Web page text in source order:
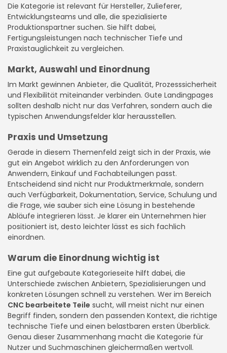
Die Kategorie ist relevant für Hersteller, Zulieferer,
Entwicklungsteams und alle, die spezialisierte
Produktionspartner suchen. Sie hilft dabei,
Fertigungsleistungen nach technischer Tiefe und
Praxistauglichkeit zu vergleichen.
Markt, Auswahl und Einordnung
Im Markt gewinnen Anbieter, die Qualität, Prozesssicherheit
und Flexibilität miteinander verbinden. Gute Landingpages
sollten deshalb nicht nur das Verfahren, sondern auch die
typischen Anwendungsfelder klar herausstellen.
Praxis und Umsetzung
Gerade in diesem Themenfeld zeigt sich in der Praxis, wie
gut ein Angebot wirklich zu den Anforderungen von
Anwendern, Einkauf und Fachabteilungen passt.
Entscheidend sind nicht nur Produktmerkmale, sondern
auch Verfügbarkeit, Dokumentation, Service, Schulung und
die Frage, wie sauber sich eine Lösung in bestehende
Abläufe integrieren lässt. Je klarer ein Unternehmen hier
positioniert ist, desto leichter lässt es sich fachlich
einordnen.
Warum die Einordnung wichtig ist
Eine gut aufgebaute Kategorieseite hilft dabei, die
Unterschiede zwischen Anbietern, Spezialisierungen und
konkreten Lösungen schnell zu verstehen. Wer im Bereich
CNC bearbeitete Teile sucht, will meist nicht nur einen
Begriff finden, sondern den passenden Kontext, die richtige
technische Tiefe und einen belastbaren ersten Überblick.
Genau dieser Zusammenhang macht die Kategorie für
Nutzer und Suchmaschinen gleichermaßen wertvoll.